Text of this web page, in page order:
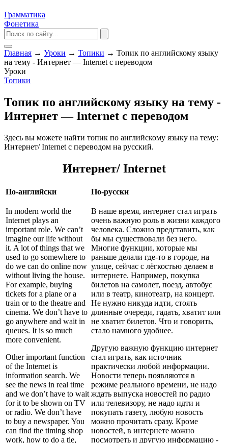
Грамматика
Фонетика
Главная → Уроки → Топики → Топик по английскому языку
на тему - Интернет — Internet с переводом
Уроки
Топики
Топик по английскому языку на тему -
Интернет — Internet с переводом
Здесь вы можете найти топик по английскому языку на тему:
Интернет/ Internet с переводом на русский.
Интернет/ Internet
По-английски По-русски
In modern world the
Internet plays an
important role. We can’t
imagine our life without
it. A lot of things that we
used to go somewhere to
do we can do online now
without living the house.
For example, buying
tickets for a plane or a
train or to the theatre and
cinema. We don’t have to
go anywhere and wait in
queues. It is so much
more convenient.
Other important function
of the Internet is
information search. We
see the news in real time
and we don’t have to wait
for it to be shown on TV
or radio. We don’t have
to buy a newspaper. You
can find the timing shop
work, how to do a tie,
В наше время, интернет стал играть
очень важную роль в жизни каждого
человека. Сложно представить, как
бы мы существовали без него.
Многие функции, которые мы
раньше делали где-то в городе, на
улице, сейчас с лёгкостью делаем в
интернете. Например, покупка
билетов на самолет, поезд, автобус
или в театр, кинотеатр, на концерт.
Не нужно никуда идти, стоять
длинные очереди, гадать, хватит или
не хватит билетов. Что и говорить,
стало намного удобнее.
Другую важную функцию интернет
стал играть, как источник
практически любой информации.
Новости теперь появляются в
режиме реального времени, не надо
ждать выпуска новостей по радио
или телевизору, не надо идти и
покупать газету, любую новость
можно прочитать сразу. Кроме
новостей, в интернете можно
посмотреть и другую информацию -